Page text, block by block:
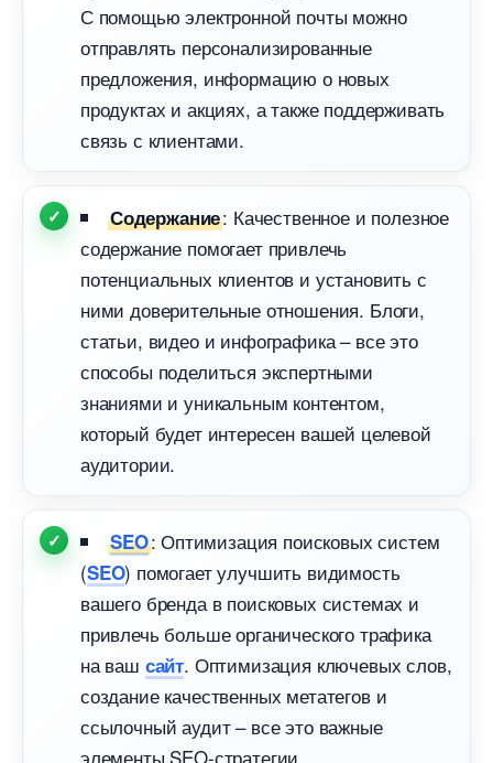
С помощью электронной почты можно
отправлять персонализированные
предложения, информацию о новых
продуктах и акциях, а также поддерживать
связь с клиентами.
Содержание: Качественное и полезное
содержание помогает привлечь
потенциальных клиентов и установить с
ними доверительные отношения. Блоги,
статьи, видео и инфографика – все это
способы поделиться экспертными
знаниями и уникальным контентом,
который будет интересен вашей целевой
аудитории.
SEO: Оптимизация поисковых систем
(SEO) помогает улучшить видимость
ашего бренда в поисковых системах и
привлечь больше органического трафика
на ваш сайт. Оптимизация ключевых слов,
создание качественных метатегов и
ссылочный аудит – все это важные
элементы SEO-стратегии.